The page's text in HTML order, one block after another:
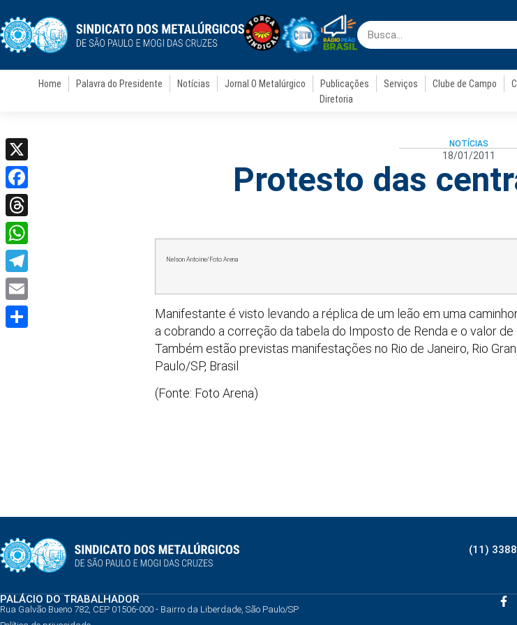
Home Palavra do Presidente Notícias Jornal O Metalúrgico Publicações Serviços Clube de Campo
Diretoria
NOTÍCIAS
18/01/2011
Protesto das
Nelson Antoine/Foto Arena
Manifestante é visto levando a réplica de um leão em uma
a cobrando a correção da tabela do Imposto de Renda e o valor de
Também estão previstas manifestações no Rio de Janeiro, Rio
Paulo/SP, Brasil
(Fonte: Foto Arena)
(11)
PALÁCIO DO TRABALHADOR
Rua Galvão Bueno 782, CEP 01506-000 - Bairro da Liberdade, São Paulo/SP
X
Facebook
Threads
WhatsApp
Telegram
Email